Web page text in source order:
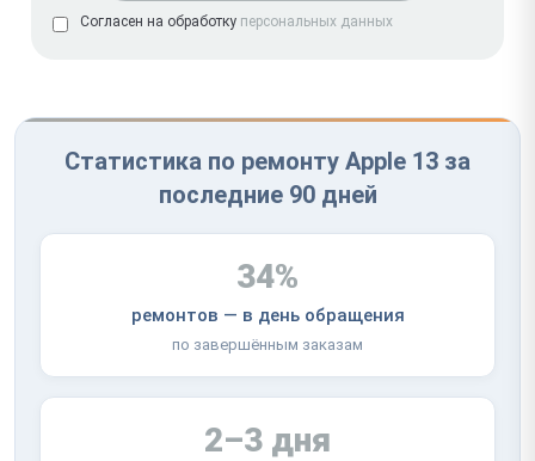
Согласен на обработку персональных данных
Статистика по ремонту Apple 13 за
последние 90 дней
34%
ремонтов — в день обращения
по завершённым заказам
2–3 дня